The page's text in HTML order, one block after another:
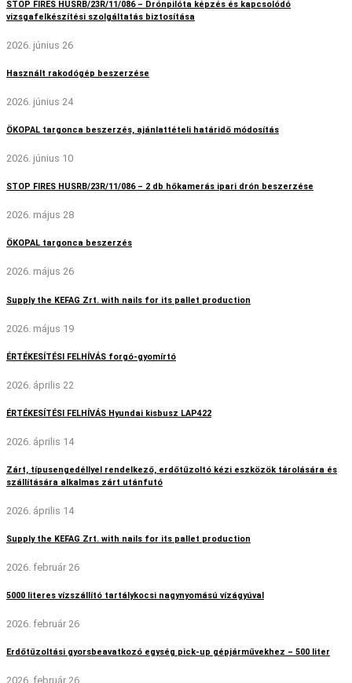
STOP FIRES HUSRB/23R/11/086 – Drónpilóta képzés és kapcsolódó
vizsgafelkészítési szolgáltatás biztosítása
2026. június 26
Használt rakodógép beszerzése
2026. június 24
ÖKOPAL targonca beszerzés, ajánlattételi határidő módosítás
2026. június 10
STOP FIRES HUSRB/23R/11/086 – 2 db hőkamerás ipari drón beszerzése
2026. május 28
ÖKOPAL targonca beszerzés
2026. május 26
Supply the KEFAG Zrt. with nails for its pallet production
2026. május 19
ÉRTÉKESÍTÉSI FELHÍVÁS forgó-gyomírtó
2026. április 22
ÉRTÉKESÍTÉSI FELHÍVÁS Hyundai kisbusz LAP422
2026. április 14
Zárt, típusengedéllyel rendelkező, erdőtűzoltó kézi eszközök tárolására és
szállítására alkalmas zárt utánfutó
2026. április 14
Supply the KEFAG Zrt. with nails for its pallet production
2026. február 26
5000 literes vízszállító tartálykocsi nagynyomású vízágyúval
2026. február 26
Erdőtűzoltási gyorsbeavatkozó egység pick-up gépjárművekhez – 500 liter
2026. február 26